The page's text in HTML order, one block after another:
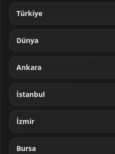
Türkiye
Dünya
Ankara
İstanbul
İzmir
Bursa